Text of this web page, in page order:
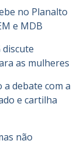
no Planalto
e MDB
discute
as mulheres
a debate com a
e cartilha
não